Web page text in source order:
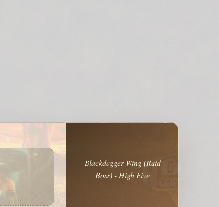
Blackdagger Wing (Raid
Boss) - High Five